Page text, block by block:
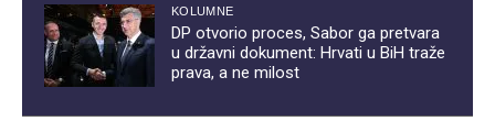
KOLUMNE
DP otvorio proces, Sabor ga pretvara
u državni dokument: Hrvati u BiH traže
prava, a ne milost